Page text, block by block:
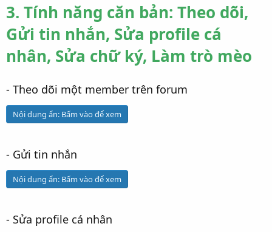
h
3. Tính năng căn bản: Theo dõi,
Gửi tin nhắn, Sửa profile cá
nhân, Sửa chữ ký, Làm trò mèo
- Theo dõi một member trên forum
Nội dung ẩn: Bấm vào để xem
- Gửi tin nhắn
Nội dung ẩn: Bấm vào để xem
- Sửa profile cá nhân